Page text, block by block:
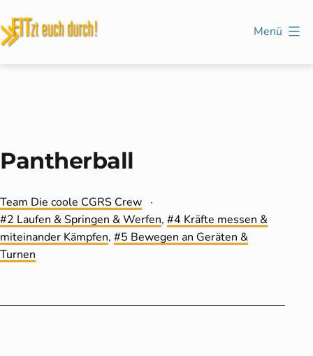
Inhalt
Menü
Pantherball
Kategorisiert
als
Team Die coole CGRS Crew
Verschlagwortet
mit
2 Laufen & Springen & Werfen,
4 Kräfte messen &
miteinander Kämpfen,
5 Bewegen an Geräten &
Turnen